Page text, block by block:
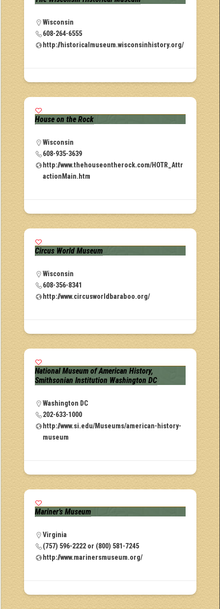
Wisconsin
608-264-6555
http://historicalmuseum.wisconsinhistory.org/
House on the Rock
Wisconsin
608-935-3639
http://www.thehouseontherock.com/HOTR_Attr
actionMain.htm
Circus World Museum
Wisconsin
608-356-8341
http://www.circusworldbaraboo.org/
National Museum of American History,
Smithsonian Institution Washington DC
Washington DC
202-633-1000
http://www.si.edu/Museums/american-history-
museum
Mariner’s Museum
Virginia
(757) 596-2222 or (800) 581-7245
http://www.marinersmuseum.org/